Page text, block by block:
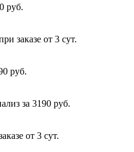
руб.
заказе от 3 сут.
руб.
за 3190 руб.
от 3 сут.